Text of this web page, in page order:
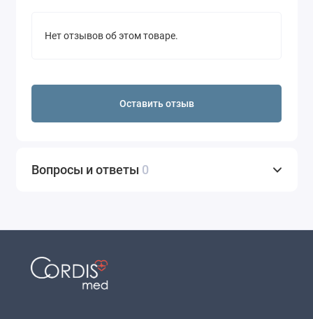
Нет отзывов об этом товаре.
Оставить отзыв
Вопросы и ответы 0